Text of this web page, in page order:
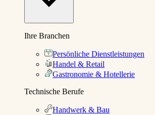
Ihre Branchen
Persönliche Dienstleistungen
Handel & Retail
Gastronomie & Hotellerie
Technische Berufe
Handwerk & Bau